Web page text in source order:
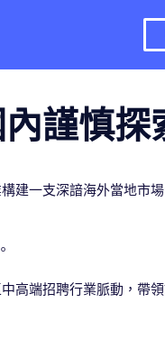
謹慎
建一支深諳海外當地市
。
高端招聘行業脈動，帶